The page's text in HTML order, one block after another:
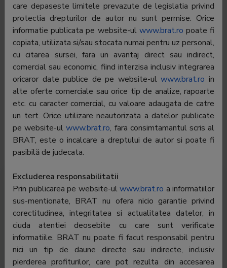
Director general: Virgil Munteanu
Reprezentant
Virgil Munteanu
Adresa
Bucuresti, Str. Ceasornicului Nr.3-7, etaj 4,
apartament 13, Sector 1
021-527.11.11;021-527.11.12
E-mail: virgil.munteanu@evzgroup.ro
Regie publicitate: Internet Corp SRL
Departament
publicitate:
-
Trafic România Trafic global Audiență
Profil audiență
care depaseste limitele prevazute de legislatia privind
protectia drepturilor de autor nu sunt permise. Orice
informatie publicata pe website-ul www.brat.ro poate fi
copiata, utilizata si/sau stocata numai pentru uz personal,
cu citarea sursei, fara un avantaj direct sau indirect,
comercial sau economic, fiind interzisa inclusiv integrarea
oricaror date publice de pe website-ulwww.brat.ro in
alte oferte comerciale sau orice tip de analize, rapoarte
etc. cu caracter comercial, cu valoare adaugata de catre
un tert. Orice utilizare neautorizata a datelor publicate
pe website-ulwww.brat.ro, fara consimtamantul scris al
BRAT, este o incalcare a dreptului de autor si poate fi
pasibilă de judecata.
Excluderea responsabilitatii
Prin publicarea pe website-ulwww.brat.ro a informatiilor
sus-mentionate, BRAT nu ofera nicio garantie privind
corectitudinea, integritatea si actualitatea datelor, in
ciuda atentiei deosebite cu care sunt verificate
informatiile. BRAT nu poate fi facut responsabil pentru
nici un tip de daune directe sau indirecte, inclusiv
pierderea profiturilor, care pot rezulta din accesarea